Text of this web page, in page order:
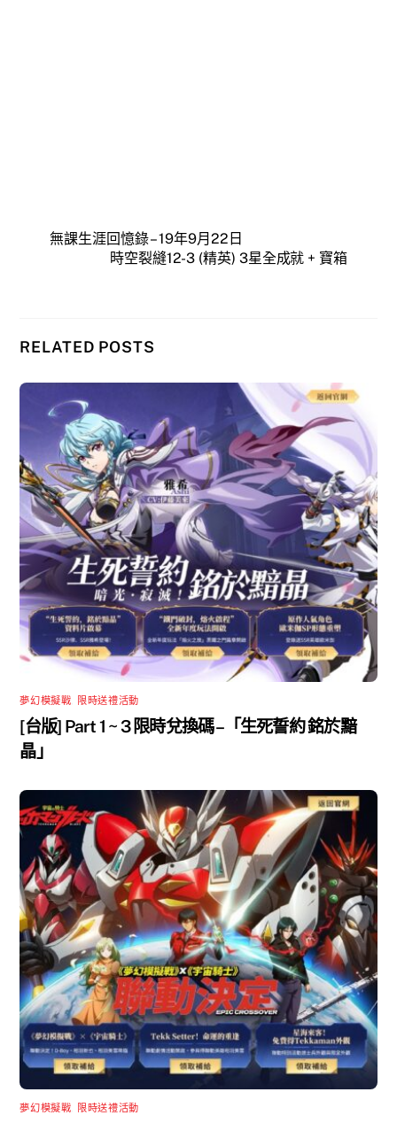
無課生涯回憶錄 – 19年9月22日
時空裂縫12-3 (精英) 3星全成就 + 寶箱
RELATED POSTS
夢幻模擬戰 限時送禮活動
[台版] Part 1 ~ 3 限時兌換碼 –「生死誓約 銘於黯
晶」
夢幻模擬戰 限時送禮活動